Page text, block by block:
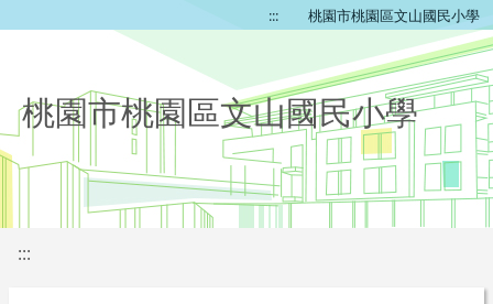
::: 桃園市桃園區文山國民小學
桃園市桃園區文山國民小學
:::